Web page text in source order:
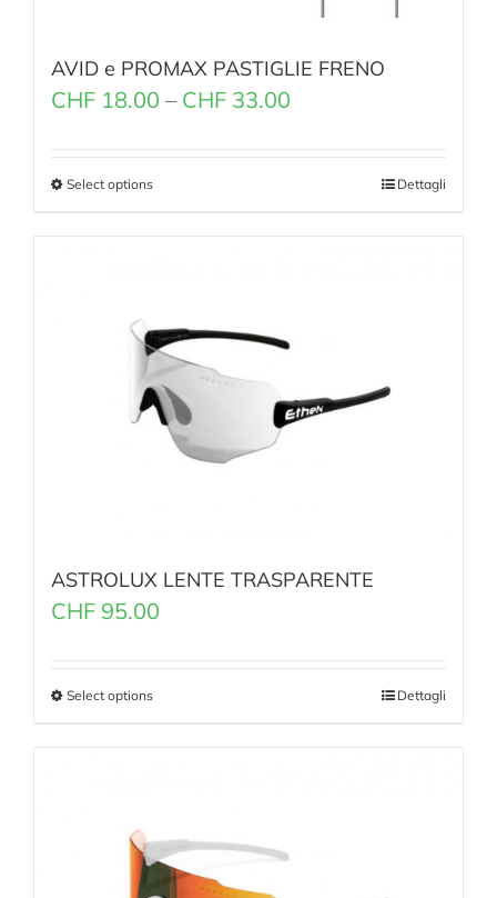
AVID e PROMAX PASTIGLIE FRENO
CHF 18.00 – CHF 33.00
Select options Dettagli
ASTROLUX LENTE TRASPARENTE
CHF 95.00
Select options Dettagli